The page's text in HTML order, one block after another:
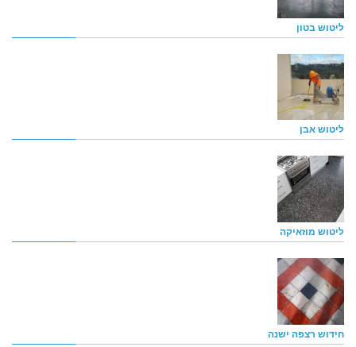
ליטוש בטון
ליטוש אבן
ליטוש מוזאיקה
חידוש רצפה ישנה